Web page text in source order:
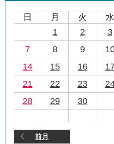
日 月 火 水
1
2 3
7
8 9
14
15 16 17
21
22 23
28
29 30
前月